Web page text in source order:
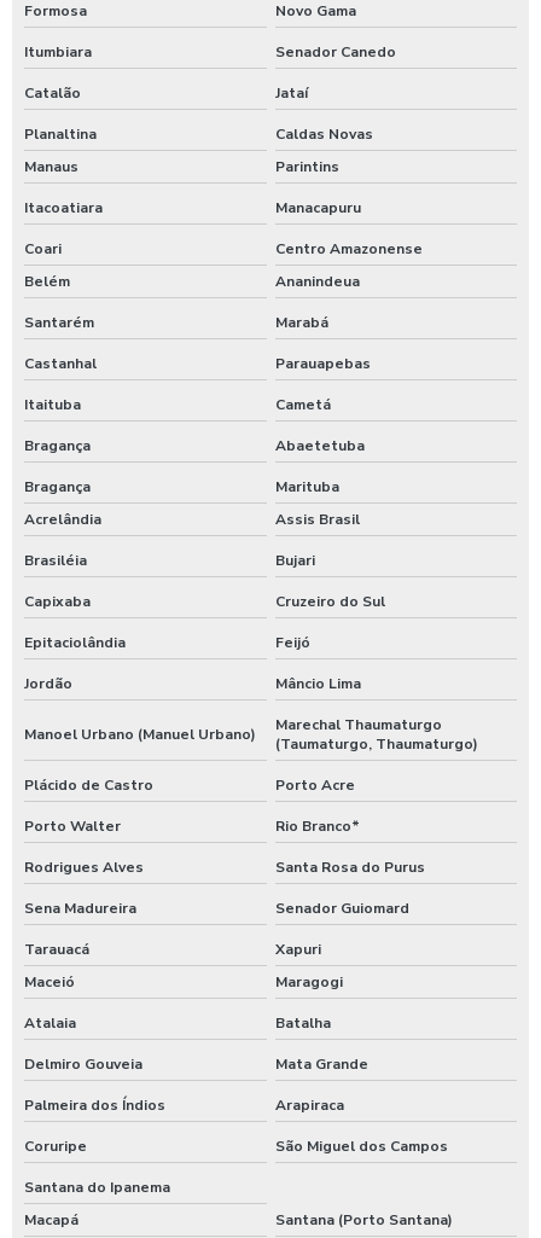
Formosa Novo Gama
Itumbiara Senador Canedo
Catalão Jataí
Planaltina
Caldas Novas
Manaus
Parintins
Itacoatiara Manacapuru
Coari
Centro Amazonense
Belém
Ananindeua
Santarém Marabá
Castanhal Parauapebas
Itaituba Cametá
Bragança Abaetetuba
Bragança
Marituba
Acrelândia
Assis Brasil
Brasiléia Bujari
Capixaba Cruzeiro do Sul
Epitaciolândia Feijó
Jordão Mâncio Lima
Manoel Urbano (Manuel Urbano)
Marechal Thaumaturgo
(Taumaturgo, Thaumaturgo)
Plácido de Castro Porto Acre
Porto Walter Rio Branco*
Rodrigues Alves Santa Rosa do Purus
Sena Madureira Senador Guiomard
Tarauacá
Xapuri
Maceió
Maragogi
Atalaia Batalha
Delmiro Gouveia Mata Grande
Palmeira dos Índios Arapiraca
Coruripe São Miguel dos Campos
Santana do Ipanema
Macapá
Santana (Porto Santana)